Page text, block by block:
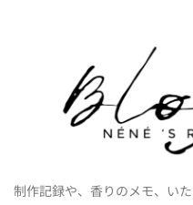
制作記録や、香りのメモ、い